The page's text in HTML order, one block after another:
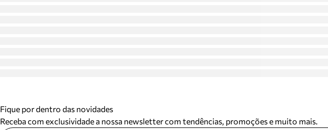
Fique por dentro das novidades
Receba com exclusividade a nossa newsletter com tendências, promoções e muito mais.